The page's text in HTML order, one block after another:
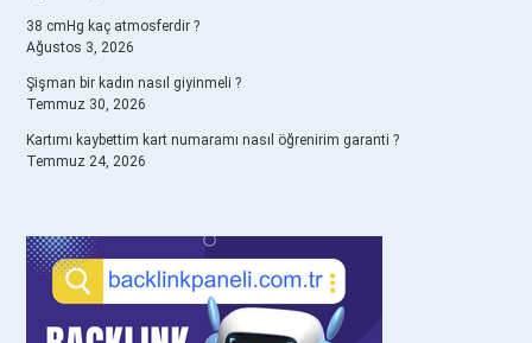
38 cmHg kaç atmosferdir ?
Ağustos 3, 2026
Şişman bir kadın nasıl giyinmeli ?
Temmuz 30, 2026
Kartımı kaybettim kart numaramı nasıl öğrenirim garanti ?
Temmuz 24, 2026